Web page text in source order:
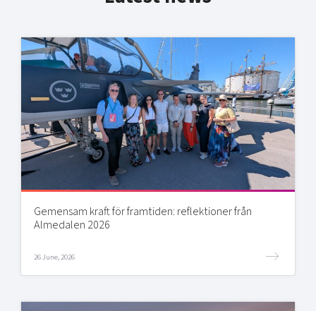
Gemensam kraft för framtiden: reflektioner från
Almedalen 2026
26 June, 2026